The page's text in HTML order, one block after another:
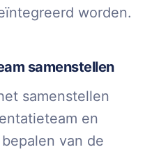
worden.
samenstellen
samenstellen
en
van de